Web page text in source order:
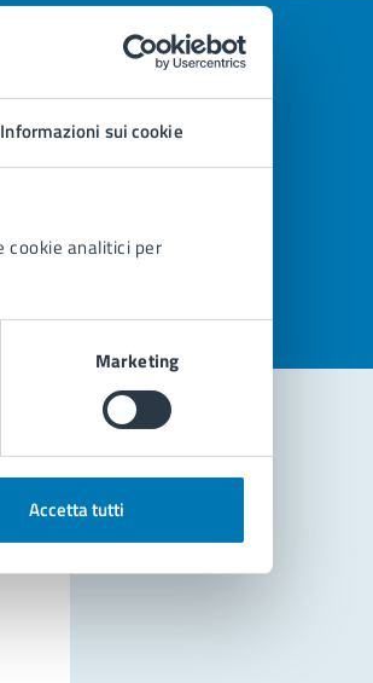
Informazioni sui cookie
cookie analitici per
Marketing
Accetta tutti